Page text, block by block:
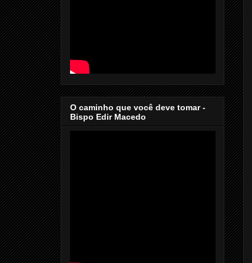
O caminho que você deve tomar -
Bispo Edir Macedo